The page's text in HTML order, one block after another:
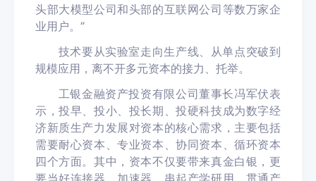
头部大模型公司和头部的互联网公司等数万家企
业用户。”
技术要从实验室走向生产线、从单点突破到
规模应用，离不开多元资本的接力、托举。
工银金融资产投资有限公司董事长冯军伏表
示，投早、投小、投长期、投硬科技成为数字经
济新质生产力发展对资本的核心需求，主要包括
需要耐心资本、专业资本、协同资本、循环资本
四个方面。其中，资本不仅要带来真金白银，更
要当好连接器、加速器、串起产学研用，贯通产